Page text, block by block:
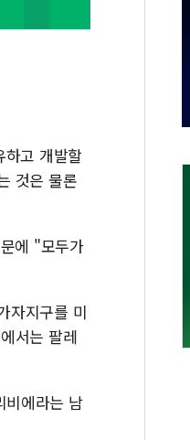
원 중·남부 동해안 시간당
양 밭에서 일하던 90대 숨져…온
염에 車 운전면허 기능시험 오
고 개발할
것은 물론
에 "모두가
자지구를 미
서는 팔레
비에라는 남